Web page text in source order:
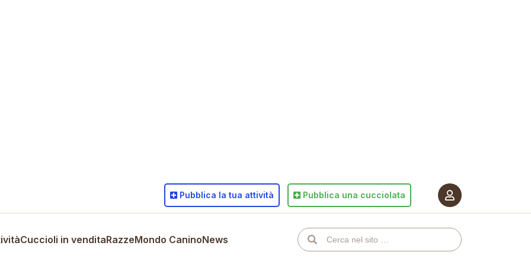
Cuccioli in venditaRazzeMondo CaninoNews
Pubblica la tua attività Pubblica una cucciolata